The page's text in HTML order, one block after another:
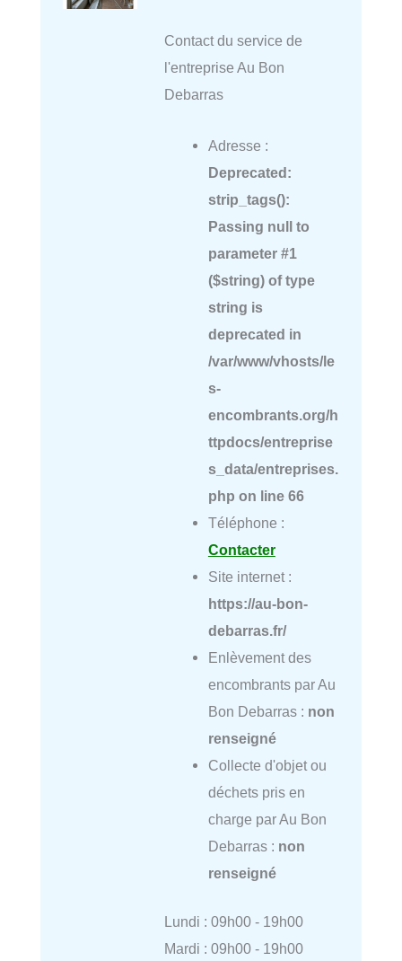
Contact du service de
l'entreprise Au Bon
Debarras
Adresse :
Deprecated:
strip_tags():
Passing null to
parameter #1
($string) of type
string is
deprecated in
/var/www/vhosts/le
s-
encombrants.org/h
ttpdocs/entreprise
s_data/entreprises.
php on line 66
Téléphone :
Contacter
Site internet :
https://au-bon-
debarras.fr/
Enlèvement des
encombrants par Au
Bon Debarras : non
renseigné
Collecte d'objet ou
déchets pris en
charge par Au Bon
Debarras : non
renseigné
Lundi : 09h00 - 19h00
Mardi : 09h00 - 19h00